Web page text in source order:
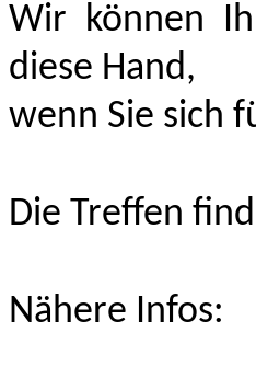
Wir können
diese Hand,
wenn Sie sich
Die Treffen
Nähere Infos: